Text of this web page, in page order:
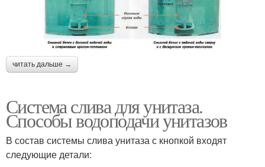
читать дальше →
Система слива для унитаза.
Способы водоподачи унитазов
В состав системы слива унитаза с кнопкой входят
следующие детали: